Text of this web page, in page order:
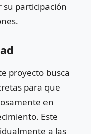
participación
proyecto busca
para que
en
Este
a las